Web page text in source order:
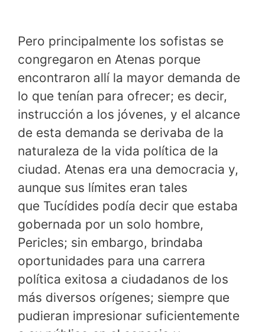
Pero principalmente los sofistas se
congregaron en Atenas porque
encontraron allí la mayor demanda de
lo que tenían para ofrecer; es decir,
instrucción a los jóvenes, y el alcance
de esta demanda se derivaba de la
naturaleza de la vida política de la
ciudad. Atenas era una democracia y,
aunque sus límites eran tales
que Tucídides podía decir que estaba
gobernada por un solo hombre,
Pericles; sin embargo, brindaba
oportunidades para una carrera
política exitosa a ciudadanos de los
más diversos orígenes; siempre que
pudieran impresionar suficientemente